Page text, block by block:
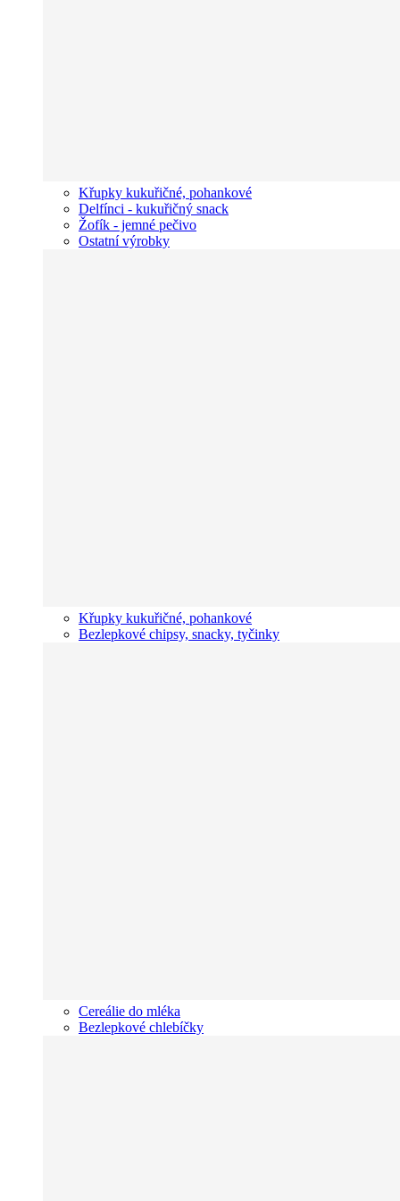
Křupky kukuřičné, pohankové
Delfínci - kukuřičný snack
Žofík - jemné pečivo
Ostatní výrobky
Křupky kukuřičné, pohankové
Bezlepkové chipsy, snacky, tyčinky
Cereálie do mléka
Bezlepkové chlebíčky